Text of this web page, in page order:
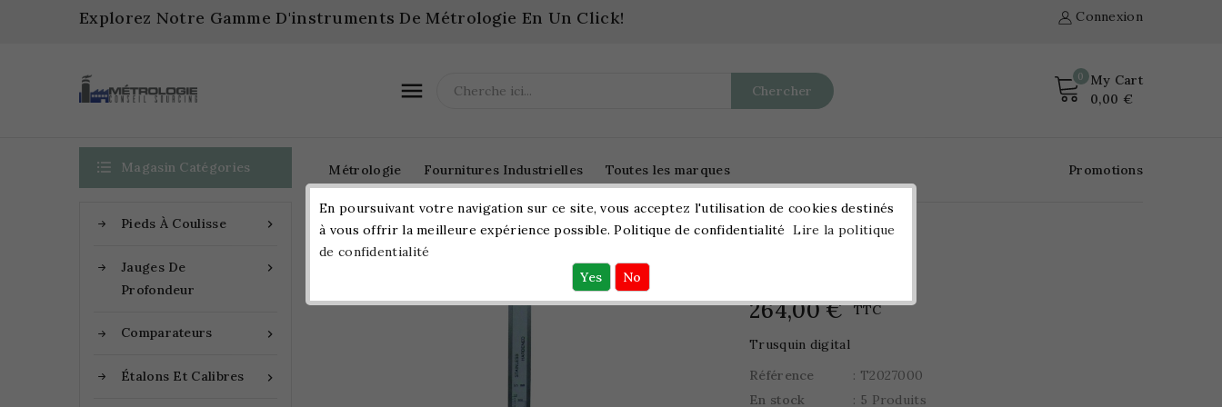
Explorez Notre Gamme D'instruments De Métrologie En Un Click! Connexion
0
My Cart
0,00 €
 Chercher
Métrologie Fournitures Industrielles Toutes les marques Promotions
 Magasin Catégories

Pieds À Coulisse

Jauges De
Profondeur

Comparateurs

Étalons Et Calibres
Accueil Métrologie Traçage Trusquins Trusquin Digital
264,00 € TTC
Trusquin digital
Référence
: T2027000
En stock
: 5 Produits
En poursuivant votre navigation sur ce site, vous acceptez l'utilisation de cookies destinés
à vous offrir la meilleure expérience possible. Politique de confidentialitéLire la politique
de confidentialité